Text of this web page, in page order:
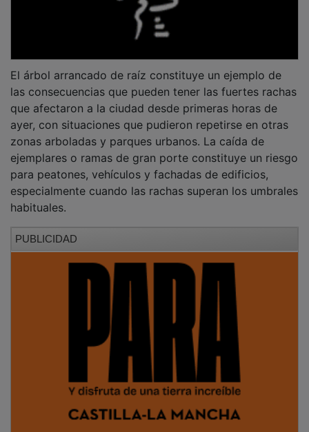
las consecuencias que pueden tener las fuertes rachas
que afectaron a la ciudad desde primeras horas de
ayer, con situaciones que pudieron repetirse en otras
zonas arboladas y parques urbanos. La caída de
ejemplares o ramas de gran porte constituye un riesgo
para peatones, vehículos y fachadas de edificios,
especialmente cuando las rachas superan los umbrales
habituales.